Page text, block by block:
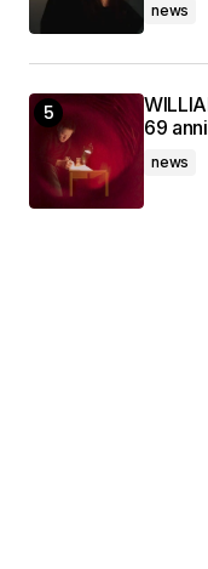
news
69 anni
news